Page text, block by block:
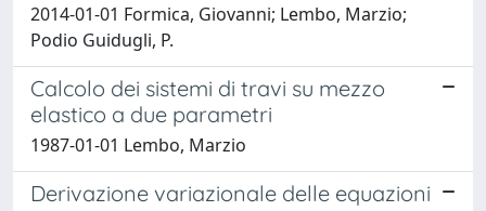
2014-01-01 Formica, Giovanni; Lembo, Marzio;
Podio Guidugli, P.
Calcolo dei sistemi di travi su mezzo
elastico a due parametri
1987-01-01 Lembo, Marzio
Derivazione variazionale delle equazioni